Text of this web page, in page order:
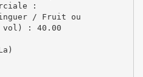
:
/ Fruit ou
vol) : 40.00